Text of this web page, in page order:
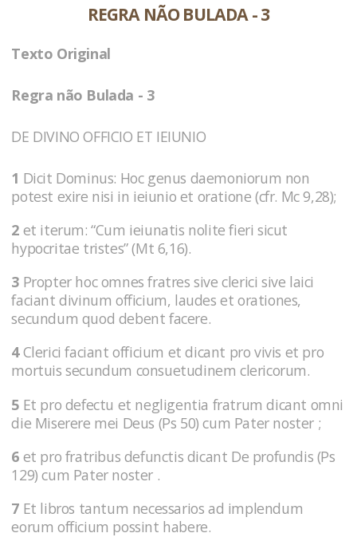
REGRA NÃO BULADA - 3
Texto Original
Regra não Bulada - 3
DE DIVINO OFFICIO ET IEIUNIO
1 Dicit Dominus: Hoc genus daemoniorum non
potest exire nisi in ieiunio et oratione (cfr. Mc 9,28);
2 et iterum: “Cum ieiunatis nolite fieri sicut
hypocritae tristes” (Mt 6,16).
3 Propter hoc omnes fratres sive clerici sive laici
faciant divinum officium, laudes et orationes,
secundum quod debent facere.
4Clerici faciant officium et dicant pro vivis et pro
mortuis secundum consuetudinem clericorum.
5 Et pro defectu et negligentia fratrum dicant omni
die Miserere mei Deus (Ps 50) cum Pater noster ;
6 et pro fratribus defunctis dicant De profundis (Ps
129) cum Pater noster .
7 Et libros tantum necessarios ad implendum
eorum officium possint habere.